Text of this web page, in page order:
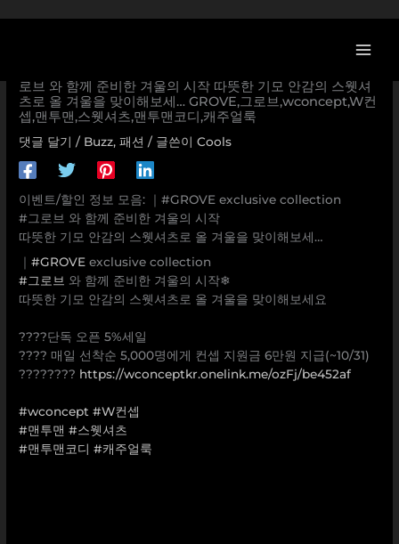
로
로브 와 함께 준비한 겨울의 시작 따뜻한 기모 안감의 스웻셔
츠로 올 겨울을 맞이해보세… GROVE,그로브,wconcept,W컨
셉,맨투맨,스웻셔츠,맨투맨코디,캐주얼룩
댓글 달기 / Buzz,패션 / 글쓴이Cools
이벤트/할인 정보 모음: ｜#GROVE exclusive collection
#그로브 와 함께 준비한 겨울의 시작
따뜻한 기모 안감의 스웻셔츠로 올 겨울을 맞이해보세…
｜#GROVE exclusive collection
#그로브 와 함께 준비한 겨울의 시작❄
따뜻한 기모 안감의 스웻셔츠로 올 겨울을 맞이해보세요
????단독 오픈 5%세일
???? 매일 선착순 5,000명에게 컨셉 지원금 6만원 지급(~10/31)
???????? https://wconceptkr.onelink.me/ozFj/be452af
#wconcept #W컨셉
#맨투맨 #스웻셔츠
#맨투맨코디 #캐주얼룩